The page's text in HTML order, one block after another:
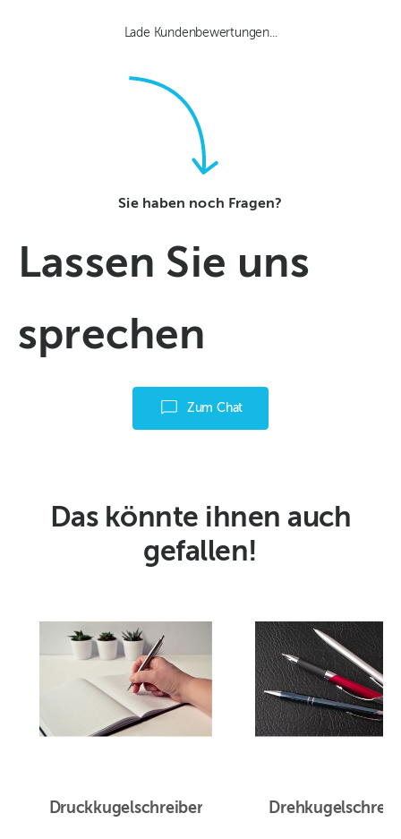
Lade Kundenbewertungen...
Sie haben noch Fragen?
Lassen Sie uns
sprechen
Zum Chat
Das könnte ihnen auch
gefallen!
Druckkugelschreiber